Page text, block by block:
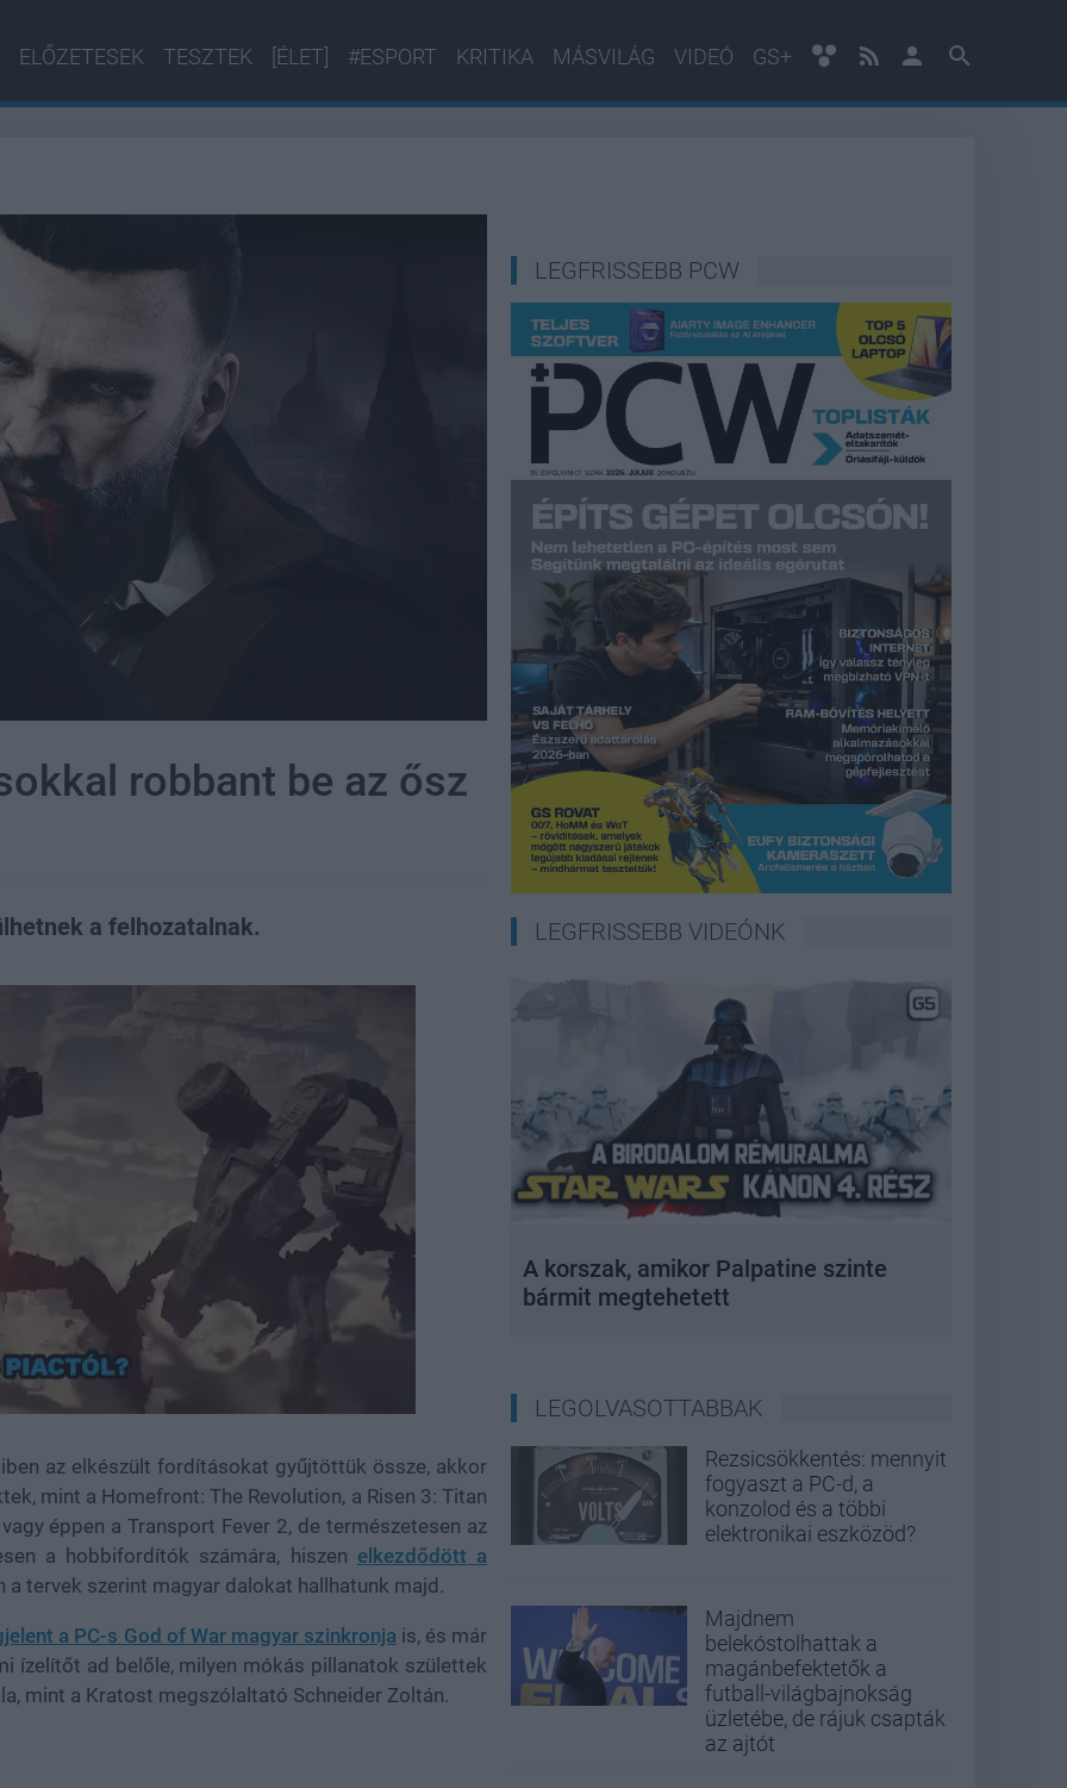
ELŐZETESEK TESZTEK [ÉLET] #ESPORT KRITIKA MÁSVILÁG VIDEÓ GS+
robbant be az ősz
a felhozatalnak.
az elkészült fordításokat gyűjtöttük össze, akkor
mint a Homefront: The Revolution, a Risen 3: Titan
éppen a Transport Fever 2, de természetesen az
a hobbifordítók számára, hiszen elkezdődött a
a tervek szerint magyar dalokat hallhatunk majd.
a PC-s God of War magyar szinkronja is, és már
ízelítőt ad belőle, milyen mókás pillanatok születtek
mint a Kratost megszólaltató Schneider Zoltán.
LEGFRISSEBB PCW
LEGFRISSEBB VIDEÓNK
A korszak, amikor Palpatine szinte
bármit megtehetett
LEGOLVASOTTABBAK
Rezsicsökkentés: mennyit
fogyaszt a PC-d, a
konzolod és a többi
elektronikai eszközöd?
Majdnem
belekóstolhattak a
magánbefektetők a
futball-világbajnokság
üzletébe, de rájuk csapták
az ajtót